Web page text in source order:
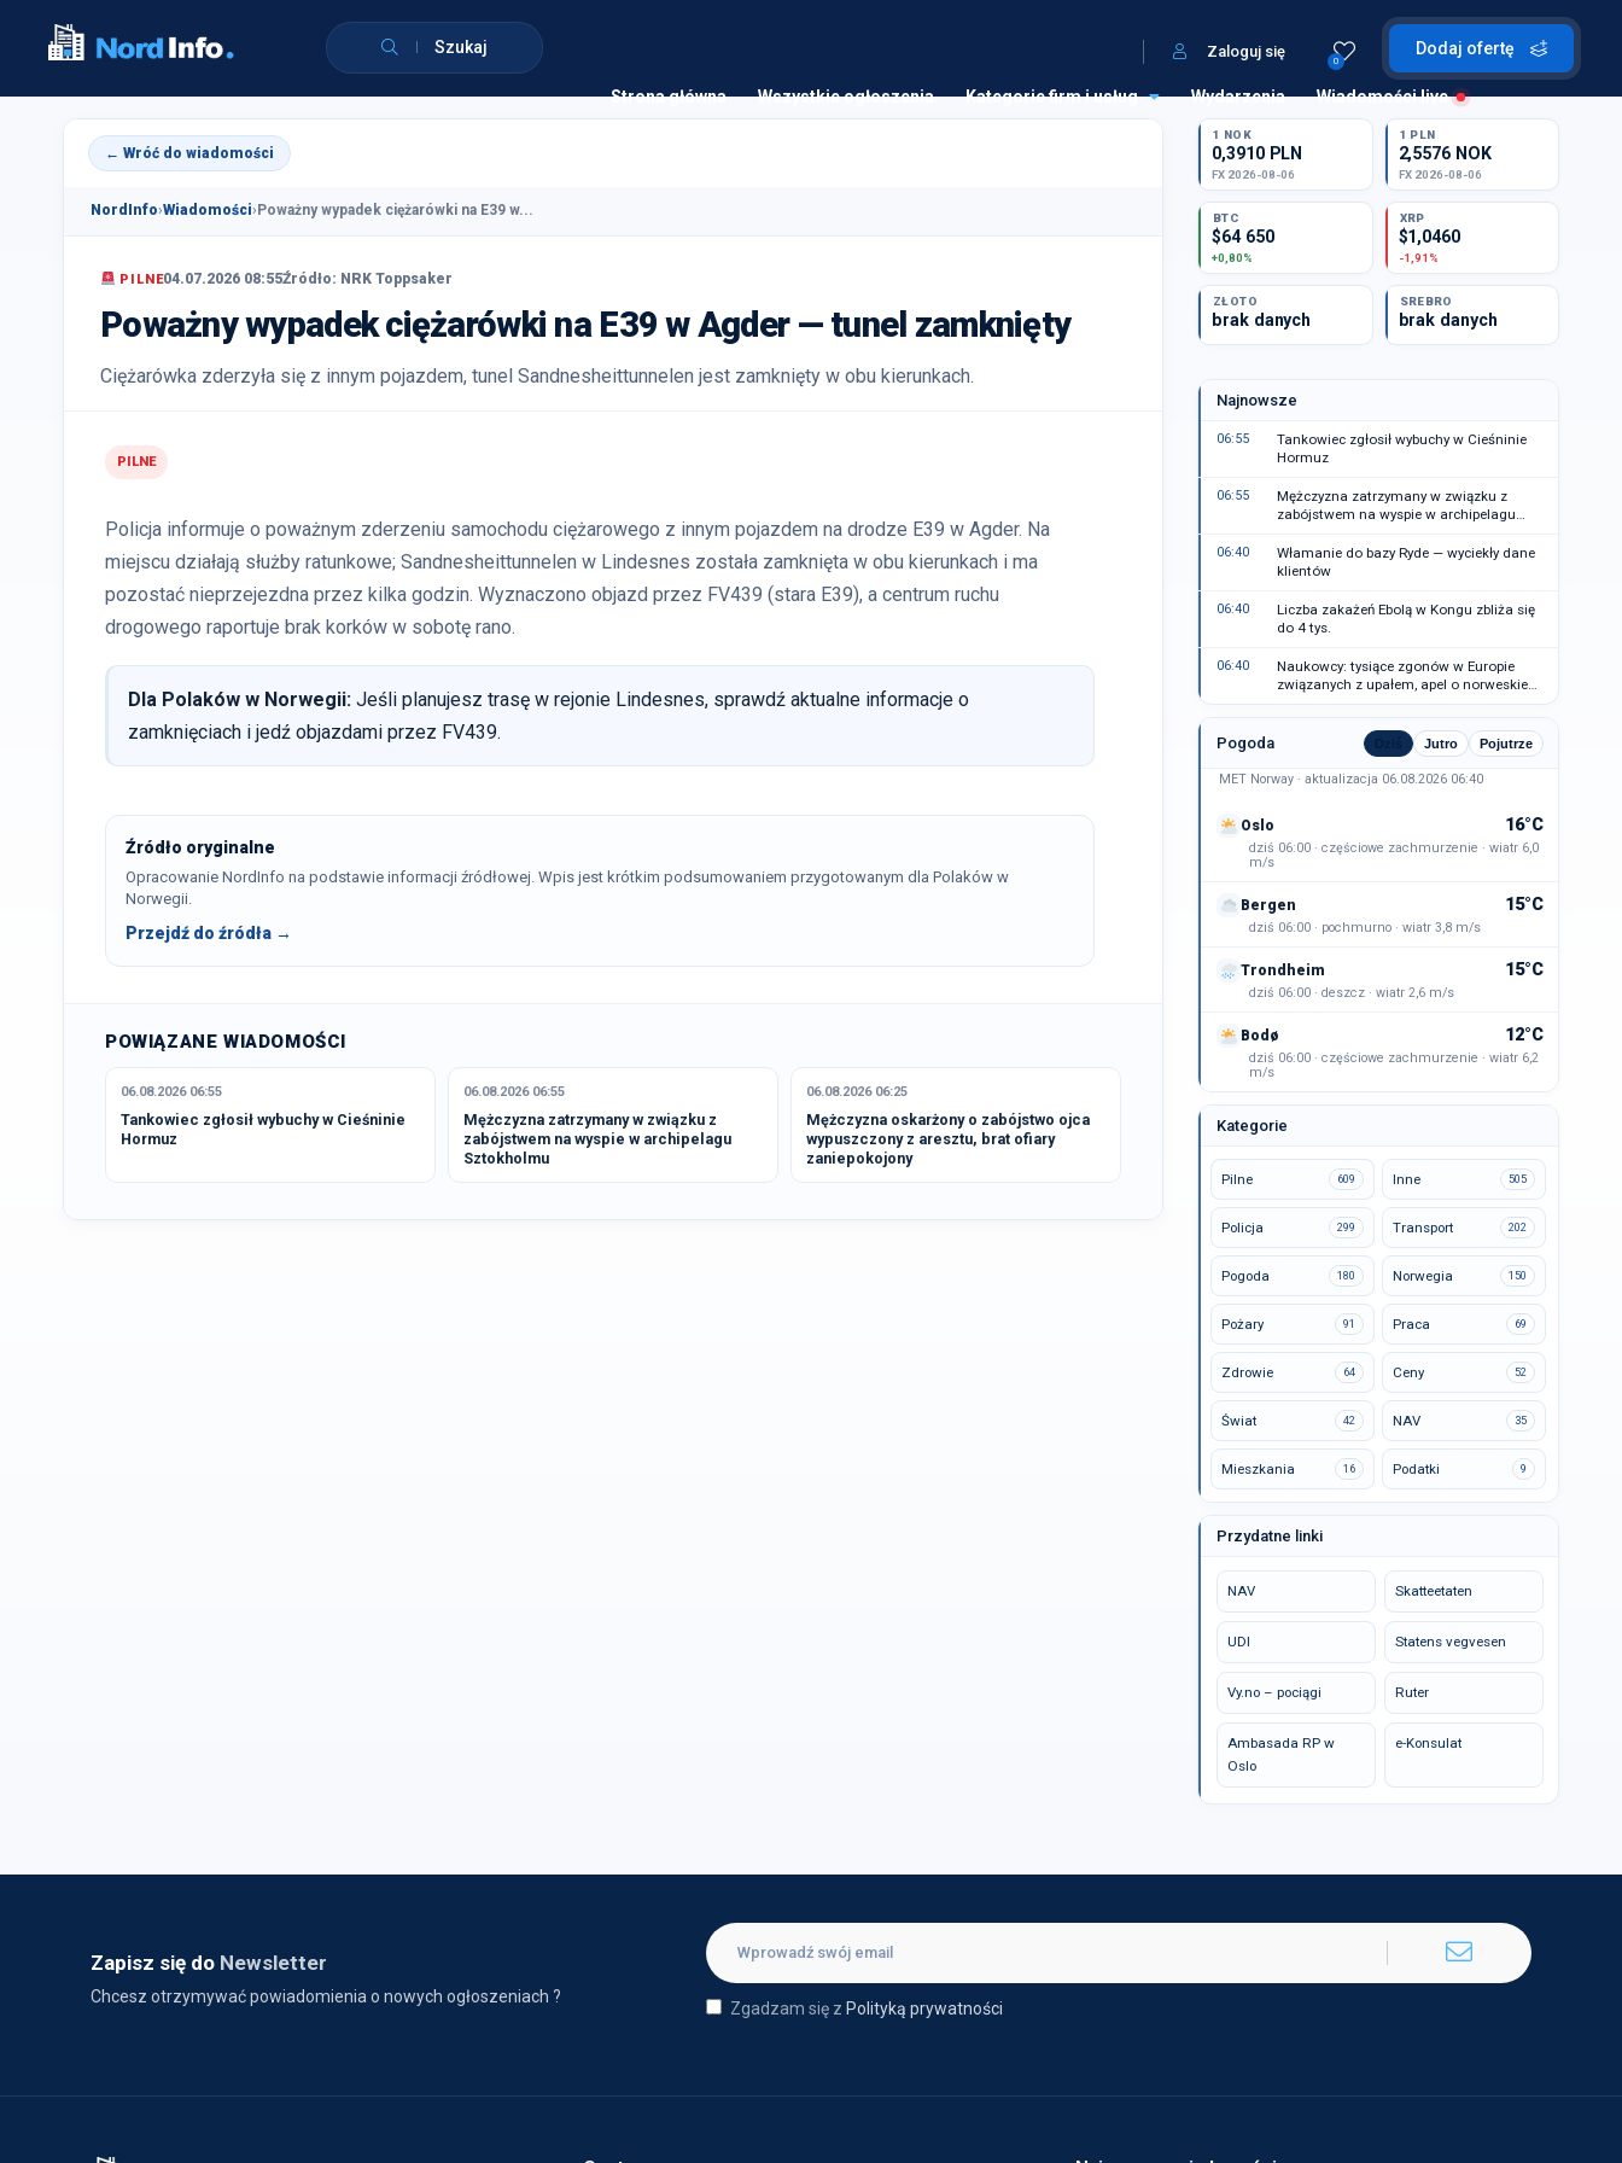
Szukaj Dodaj ofertę
0
Zaloguj się
Strona główna Wszystkie ogłoszenia Kategorie firm i usług Wydarzenia Wiadomości live
← Wróć do wiadomości
NordInfo›Wiadomości› Poważny wypadek ciężarówki na E39 w...
PILNE04.07.2026 08:55Źródło: NRK Toppsaker
Poważny wypadek ciężarówki na E39 w Agder — tunel zamknięty
Ciężarówka zderzyła się z innym pojazdem, tunel Sandnesheittunnelen jest zamknięty w obu kierunkach.
PILNE
Policja informuje o poważnym zderzeniu samochodu ciężarowego z innym pojazdem na drodze E39 w Agder. Na
miejscu działają służby ratunkowe; Sandnesheittunnelen w Lindesnes została zamknięta w obu kierunkach i ma
pozostać nieprzejezdna przez kilka godzin. Wyznaczono objazd przez FV439 (stara E39), a centrum ruchu
drogowego raportuje brak korków w sobotę rano.
Dla Polaków w Norwegii: Jeśli planujesz trasę w rejonie Lindesnes, sprawdź aktualne informacje o
zamknięciach i jedź objazdami przez FV439.
Źródło oryginalne
Opracowanie NordInfo na podstawie informacji źródłowej. Wpis jest krótkim podsumowaniem przygotowanym dla Polaków w
Norwegii.
Przejdź do źródła →
POWIĄZANE WIADOMOŚCI
06.08.2026 06:55
Tankowiec zgłosił wybuchy w Cieśninie
Hormuz
06.08.2026 06:55
Mężczyzna zatrzymany w związku z
zabójstwem na wyspie w archipelagu
Sztokholmu
06.08.2026 06:25
Mężczyzna oskarżony o zabójstwo ojca
wypuszczony z aresztu, brat ofiary
zaniepokojony
1 NOK
0,3910 PLN
FX 2026-08-06
1 PLN
2,5576 NOK
FX 2026-08-06
BTC
$64 650
+0,80%
XRP
$1,0460
-1,91%
ZŁOTO
brak danych
SREBRO
brak danych
Najnowsze
06:55
Tankowiec zgłosił wybuchy w Cieśninie
Hormuz
06:55
Mężczyzna zatrzymany w związku z
zabójstwem na wyspie w archipelagu
06:40
Włamanie do bazy Ryde — wyciekły dane
klientów
06:40
Liczba zakażeń Ebolą w Kongu zbliża się
do 4 tys.
06:40
Naukowcy: tysiące zgonów w Europie
związanych z upałem, apel o norweskie
statystyki
Pogoda Dziś Jutro Pojutrze
MET Norway · aktualizacja 06.08.2026 06:40
Oslo 16°C
dziś 06:00 · częściowe zachmurzenie · wiatr 6,0
m/s
Bergen 15°C
dziś 06:00 · pochmurno · wiatr 3,8 m/s
Trondheim 15°C
dziś 06:00 · deszcz · wiatr 2,6 m/s
Bodø 12°C
dziś 06:00 · częściowe zachmurzenie · wiatr 6,2
m/s
Kategorie
Pilne 609 Inne 505
Policja 299 Transport 202
Pogoda 180 Norwegia 150
Pożary 91 Praca 69
Zdrowie 64 Ceny 52
Świat 42 NAV 35
Mieszkania 16 Podatki 9
Przydatne linki
NAV Skatteetaten
UDI Statens vegvesen
Vy.no – pociągi Ruter
Ambasada RP w
Oslo
e-Konsulat
Zapisz się do Newsletter
Chcesz otrzymywać powiadomienia o nowych ogłoszeniach ?
Zgadzam się z Polityką prywatności